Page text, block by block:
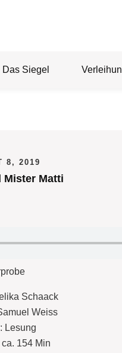
Das Siegel
8, 2019
Mister Matti
Schaack
Weiss
Lesung
154 Min